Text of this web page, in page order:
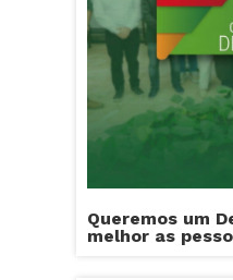
Queremos um
melhor as